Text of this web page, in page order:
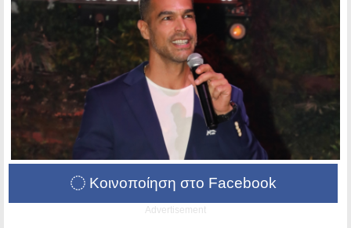
Κοινοποίηση στο Facebook
Advertisement